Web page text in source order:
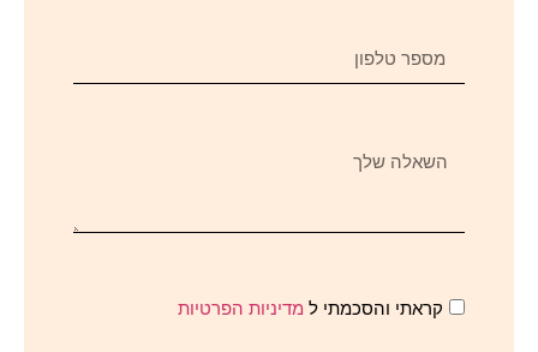
קראתי והסכמתי ל מדיניות הפרטיות